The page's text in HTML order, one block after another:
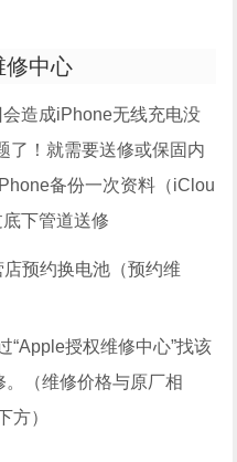
修中心
造成iPhone无线充电没
了！就需要送修或保固内
备份一次资料（iClou
下管道送修
预约换电池（预约维
“Apple授权维修中心”找该
（维修价格与原厂相
方）